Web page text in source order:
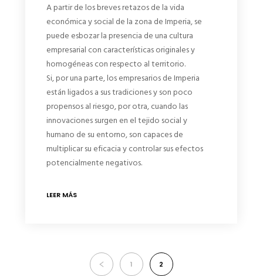
A partir de los breves retazos de la vida
económica y social de la zona de Imperia, se
puede esbozar la presencia de una cultura
empresarial con características originales y
homogéneas con respecto al territorio.
Si, por una parte, los empresarios de Imperia
están ligados a sus tradiciones y son poco
propensos al riesgo, por otra, cuando las
innovaciones surgen en el tejido social y
humano de su entorno, son capaces de
multiplicar su eficacia y controlar sus efectos
potencialmente negativos.
LEER MÁS
1 2